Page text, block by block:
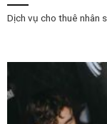
Dịch vụ cho thuê nhân